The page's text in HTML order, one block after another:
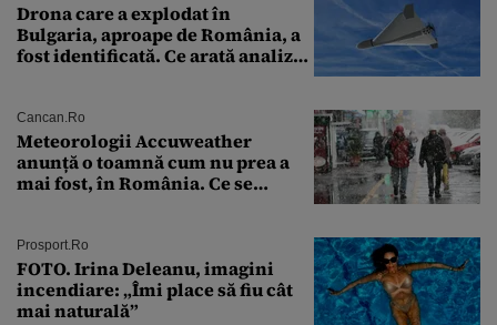
Drona care a explodat în
Bulgaria, aproape de România, a
fost identificată. Ce arată analiza
Cancan.ro
Meteorologii Accuweather
anunță o toamnă cum nu prea a
mai fost, în România. Ce se
București. Pe ce dată ninge
Prosport.ro
FOTO. Irina Deleanu, imagini
incendiare: „Îmi place să fiu cât
mai naturală”